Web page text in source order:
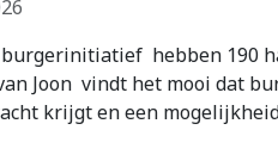
burgerinitiatief hebben 190
Joon vindt het mooi dat
krijgt en een